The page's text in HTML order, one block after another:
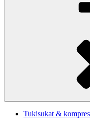
Tukisukat &